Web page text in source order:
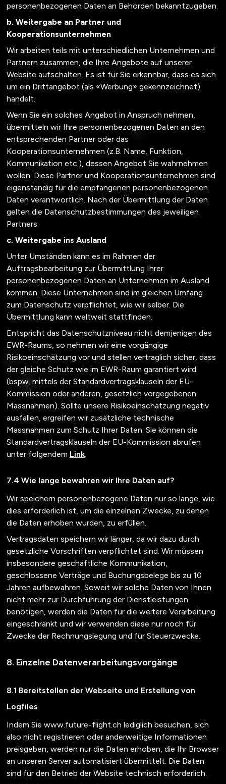
personenbezogenen Daten an Behörden bekanntzugeben.
b. Weitergabe an Partner und
Kooperationsunternehmen
Wir arbeiten teils mit unterschiedlichen Unternehmen und
Partnern zusammen, die Ihre Angebote auf unserer
Website aufschalten. Es ist für Sie erkennbar, dass es sich
um ein Drittangebot (als «Werbung» gekennzeichnet)
handelt.
Wenn Sie ein solches Angebot in Anspruch nehmen,
übermitteln wir Ihre personenbezogenen Daten an den
entsprechenden Partner oder das
Kooperationsunternehmen (z.B. Name, Funktion,
Kommunikation etc.), dessen Angebot Sie wahrnehmen
wollen. Diese Partner und Kooperationsunternehmen sind
eigenständig für die empfangenen personenbezogenen
Daten verantwortlich. Nach der Übermittlung der Daten
gelten die Datenschutzbestimmungen des jeweiligen
Partners.
c. Weitergabe ins Ausland
Unter Umständen kann es im Rahmen der
Auftragsbearbeitung zur Übermittlung Ihrer
personenbezogenen Daten an Unternehmen im Ausland
kommen. Diese Unternehmen sind im gleichen Umfang
zum Datenschutz verpflichtet, wie wir selber. Die
Übermittlung kann weltweit stattfinden.
Entspricht das Datenschutzniveau nicht demjenigen des
EWR-Raums, so nehmen wir eine vorgängige
Risikoeinschätzung vor und stellen vertraglich sicher, dass
der gleiche Schutz wie im EWR-Raum garantiert wird
(bspw. mittels der Standardvertragsklauseln der EU-
Kommission oder anderen, gesetzlich vorgegebenen
Massnahmen). Sollte unsere Risikoeinschätzung negativ
ausfallen, ergreifen wir zusätzliche technische
Massnahmen zum Schutz Ihrer Daten. Sie können die
Standardvertragsklauseln der EU-Kommission abrufen
unter folgendem Link.
Wie lange bewahren wir Ihre Daten auf?
Wir speichern personenbezogene Daten nur so lange, wie
dies erforderlich ist, um die einzelnen Zwecke, zu denen
die Daten erhoben wurden, zu erfüllen.
Vertragsdaten speichern wir länger, da wir dazu durch
gesetzliche Vorschriften verpflichtet sind. Wir müssen
insbesondere geschäftliche Kommunikation,
geschlossene Verträge und Buchungsbelege bis zu 10
Jahren aufbewahren. Soweit wir solche Daten von Ihnen
nicht mehr zur Durchführung der Dienstleistungen
benötigen, werden die Daten für die weitere Verarbeitung
eingeschränkt und wir verwenden diese nur noch für
Zwecke der Rechnungslegung und für Steuerzwecke.
Einzelne Datenverarbeitungsvorgänge
Bereitstellen der Webseite und Erstellung von
Logfiles
Indem Sie www.future-flight.ch lediglich besuchen, sich
also nicht registrieren oder anderweitige Informationen
preisgeben, werden nur die Daten erhoben, die Ihr Browser
an unseren Server automatisiert übermittelt. Die Daten
sind für den Betrieb der Website technisch erforderlich.